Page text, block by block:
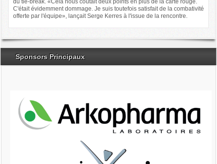
du tie-break. «Cela nous coûtait deux points en plus de la carte rouge.
C'était évidemment dommage. Je suis toutefois satisfait de la combativité
offerte par l'équipe», lançait Serge Kerres à l'issue de la rencontre.
Sponsors Principaux